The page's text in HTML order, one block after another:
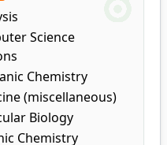
Science
Chemistry
(miscellaneous)
Biology
Chemistry